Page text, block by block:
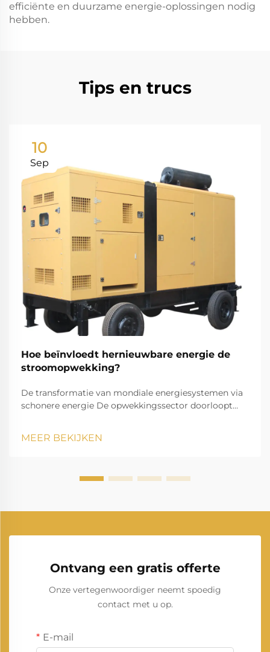
efficiënte en duurzame energie-oplossingen nodig
hebben.
Tips en trucs
10
Sep
Hoe beïnvloedt hernieuwbare energie de
stroomopwekking?
De transformatie van mondiale energiesystemen via
schonere energie De opwekkingssector doorloopt
elektriciteit opwekken en verbruiken verandert. Deze
MEER BEKIJKEN
Ontvang een gratis offerte
Onze vertegenwoordiger neemt spoedig
contact met u op.
E-mail